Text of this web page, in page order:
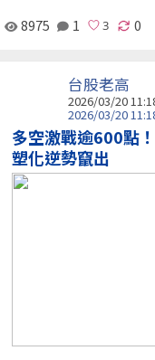
8975 1 0
台股老高
2026/03/20
2026/03/20
多空激戰逾600點
塑化逆勢竄出